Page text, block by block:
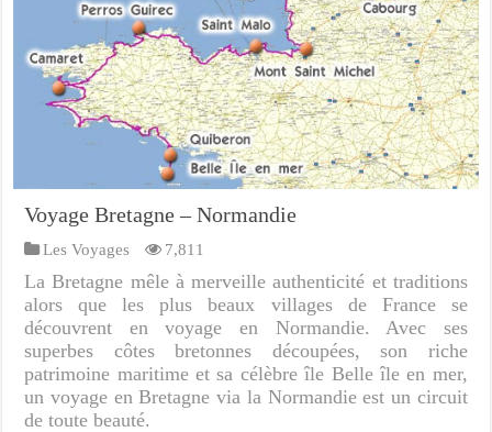
Voyage Bretagne – Normandie
Les Voyages 7,811
La Bretagne mêle à merveille authenticité et traditions
alors que les plus beaux villages de France se
découvrent en voyage en Normandie. Avec ses
superbes côtes bretonnes découpées, son riche
patrimoine maritime et sa célèbre île Belle île en mer,
un voyage en Bretagne via la Normandie est un circuit
de toute beauté.